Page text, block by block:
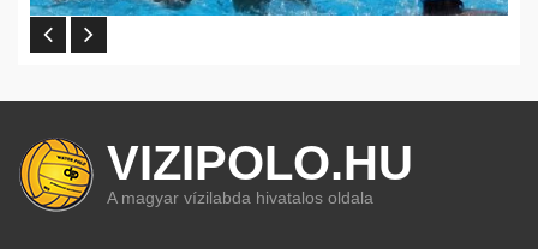
VIZIPOLO.HU
A magyar vízilabda hivatalos oldala